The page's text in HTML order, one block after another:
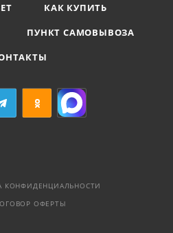
КАК КУПИТЬ
ПУНКТ САМОВЫВОЗА
КОНФИДЕНЦИАЛЬНОСТИ
ОФЕРТЫ